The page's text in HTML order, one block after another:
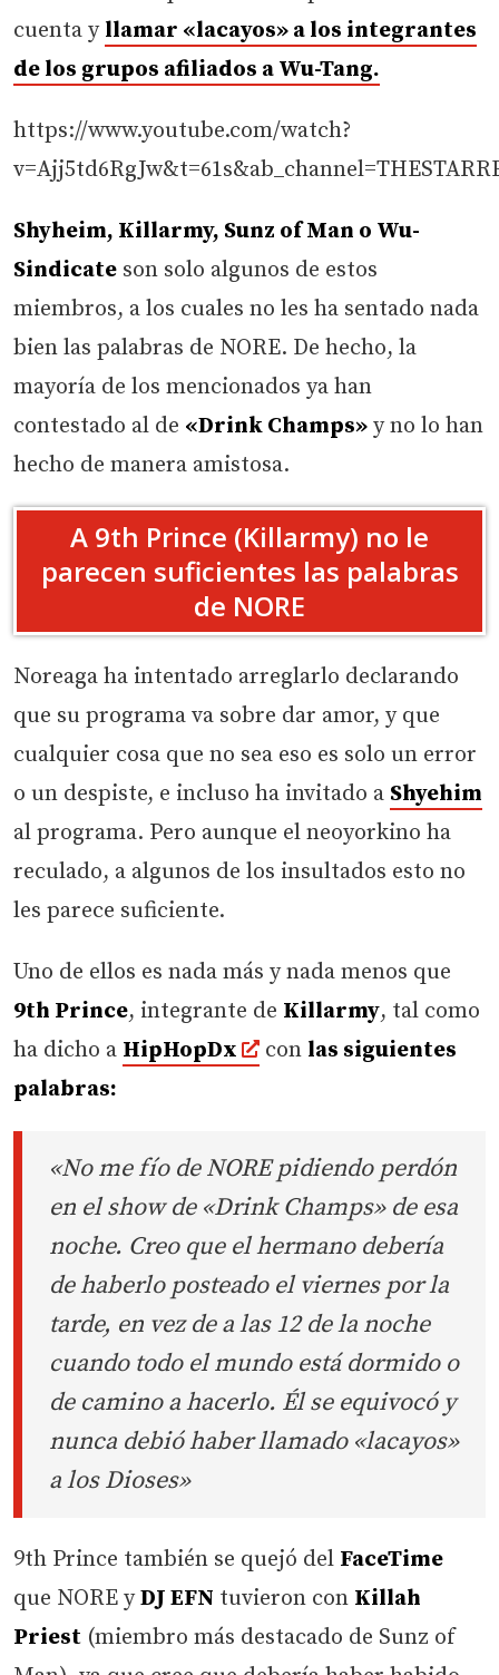
cuenta y llamar «lacayos» a los integrantes
de los grupos afiliados a Wu-Tang.
https://www.youtube.com/watch?
Shyheim, Killarmy, Sunz of Man o Wu-
Sindicate son solo algunos de estos
miembros, a los cuales no les ha sentado nada
bien las palabras de NORE. De hecho, la
mayoría de los mencionados ya han
contestado al de «Drink Champs» y no lo han
hecho de manera amistosa.
A 9th Prince (Killarmy) no le
parecen suficientes las palabras
de NORE
Noreaga ha intentado arreglarlo declarando
que su programa va sobre dar amor, y que
cualquier cosa que no sea eso es solo un error
o un despiste, e incluso ha invitado a Shyehim
al programa. Pero aunque el neoyorkino ha
reculado, a algunos de los insultados esto no
les parece suficiente.
Uno de ellos es nada más y nada menos que
9th Prince, integrante de Killarmy, tal como
ha dicho a HipHopDx con las siguientes
palabras:
«No me fío de NORE pidiendo perdón
en el show de «Drink Champs» de esa
noche. Creo que el hermano debería
de haberlo posteado el viernes por la
tarde, en vez de a las 12 de la noche
cuando todo el mundo está dormido o
de camino a hacerlo. Él se equivocó y
nunca debió haber llamado «lacayos»
a los Dioses»
9th Prince también se quejó del FaceTime
que NORE yDJ EFN tuvieron con Killah
Priest (miembro más destacado de Sunz of